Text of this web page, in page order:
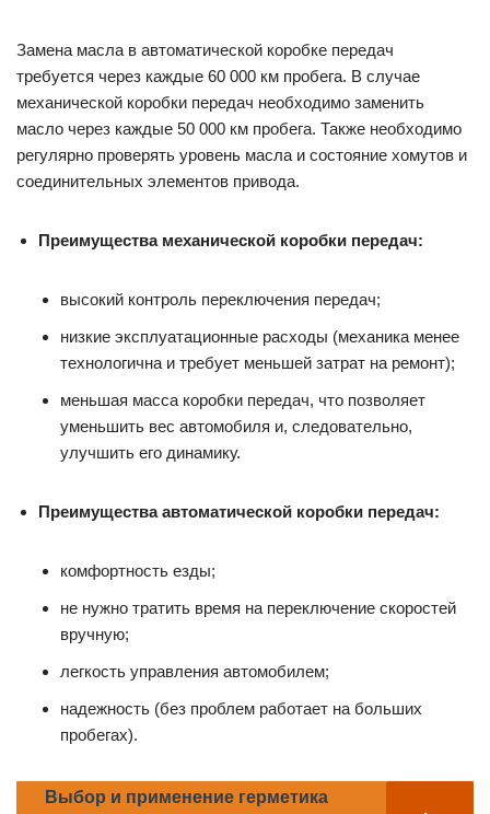
Замена масла в автоматической коробке передач
требуется через каждые 60 000 км пробега. В случае
механической коробки передач необходимо заменить
масло через каждые 50 000 км пробега. Также необходимо
регулярно проверять уровень масла и состояние хомутов и
соединительных элементов привода.
Преимущества механической коробки передач:
высокий контроль переключения передач;
низкие эксплуатационные расходы (механика менее
технологична и требует меньшей затрат на ремонт);
меньшая масса коробки передач, что позволяет
уменьшить вес автомобиля и, следовательно,
улучшить его динамику.
Преимущества автоматической коробки передач:
комфортность езды;
не нужно тратить время на переключение скоростей
вручную;
легкость управления автомобилем;
надежность (без проблем работает на больших
пробегах).
Выбор и применение герметика